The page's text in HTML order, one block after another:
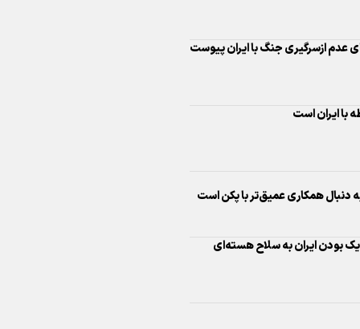
عدم ازسرگیری جنگ با ایران پیوست
با ایران است
دنبال همکاری عمیق‌تر با پکن است
بودن ایران به سلاح هسته‌ای